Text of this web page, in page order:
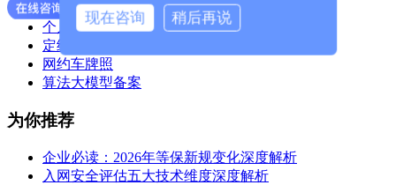
网络安全
个人信息安全
定级备案
网约车牌照
算法大模型备案
为你推荐
企业必读：2026年等保新规变化深度解析
入网安全评估五大技术维度深度解析
现在咨询 稍后再说